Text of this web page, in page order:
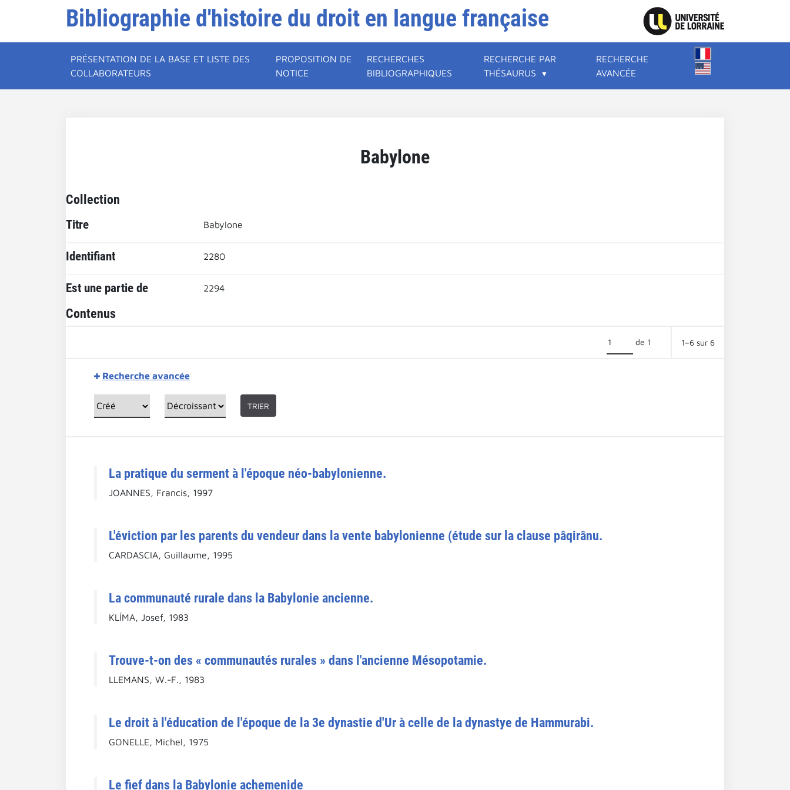
Bibliographie d'histoire du droit en langue française
PRÉSENTATION DE LA BASE ET LISTE DES
COLLABORATEURS
PROPOSITION DE
NOTICE
RECHERCHES
BIBLIOGRAPHIQUES
RECHERCHE PAR
THÉSAURUS
RECHERCHE
AVANCÉE
Babylone
Collection
Titre Babylone
Identifiant 2280
Est une partie de 2294
Contenus
de 1 1–6 sur 6
Recherche avancée
TRIER
La pratique du serment à l'époque néo-babylonienne.
JOANNES, Francis, 1997
L'éviction par les parents du vendeur dans la vente babylonienne (étude sur la clause pâqirânu.
CARDASCIA, Guillaume, 1995
La communauté rurale dans la Babylonie ancienne.
KLÍMA, Josef, 1983
Trouve-t-on des « communautés rurales » dans l'ancienne Mésopotamie.
LLEMANS, W.-F., 1983
Le droit à l'éducation de l'époque de la 3e dynastie d'Ur à celle de la dynastye de Hammurabi.
GONELLE, Michel, 1975
Le fief dans la Babylonie achemenide